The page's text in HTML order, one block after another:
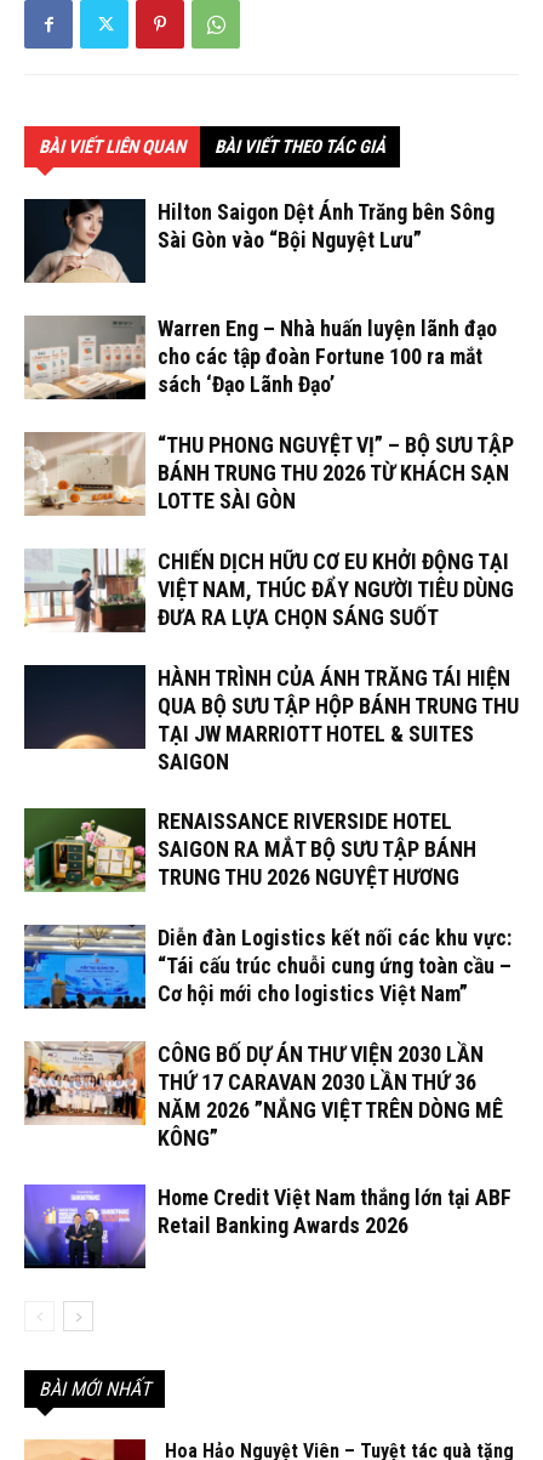
BÀI VIẾT LIÊN QUAN BÀI VIẾT THEO TÁC GIẢ
Hilton Saigon Dệt Ánh Trăng bên Sông
Sài Gòn vào “Bội Nguyệt Lưu”
Warren Eng – Nhà huấn luyện lãnh đạo
cho các tập đoàn Fortune 100 ra mắt
sách ‘Đạo Lãnh Đạo’
“THU PHONG NGUYỆT VỊ” – BỘ SƯU TẬP
BÁNH TRUNG THU 2026 TỪ KHÁCH SẠN
LOTTE SÀI GÒN
CHIẾN DỊCH HỮU CƠ EU KHỞI ĐỘNG TẠI
VIỆT NAM, THÚC ĐẨY NGƯỜI TIÊU DÙNG
ĐƯA RA LỰA CHỌN SÁNG SUỐT
HÀNH TRÌNH CỦA ÁNH TRĂNG TÁI HIỆN
QUA BỘ SƯU TẬP HỘP BÁNH TRUNG THU
TẠI JW MARRIOTT HOTEL & SUITES
SAIGON
RENAISSANCE RIVERSIDE HOTEL
SAIGON RA MẮT BỘ SƯU TẬP BÁNH
TRUNG THU 2026 NGUYỆT HƯƠNG
Diễn đàn Logistics kết nối các khu vực:
“Tái cấu trúc chuỗi cung ứng toàn cầu –
Cơ hội mới cho logistics Việt Nam”
CÔNG BỐ DỰ ÁN THƯ VIỆN 2030 LẦN
THỨ 17 CARAVAN 2030 LẦN THỨ 36
NĂM 2026 ”NẮNG VIỆT TRÊN DÒNG MÊ
KÔNG”
Home Credit Việt Nam thắng lớn tại ABF
Retail Banking Awards 2026
BÀI MỚI NHẤT
Hoa Hảo Nguyệt Viên – Tuyệt tác quà tặng